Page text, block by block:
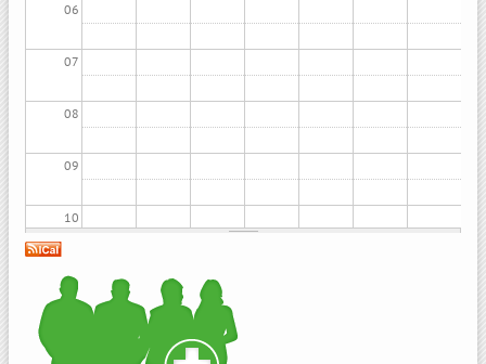
06
07
08
09
10